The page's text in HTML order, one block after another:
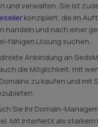
und verwalten. Sie ist
konzipiert, die im
handeln und nach einer
fähigen Lösung suchen.
Anbindung an
die Möglichkeit, mit
zu kaufen und mit
Sie Ihr Domain-
Mit InterNetX als starkem